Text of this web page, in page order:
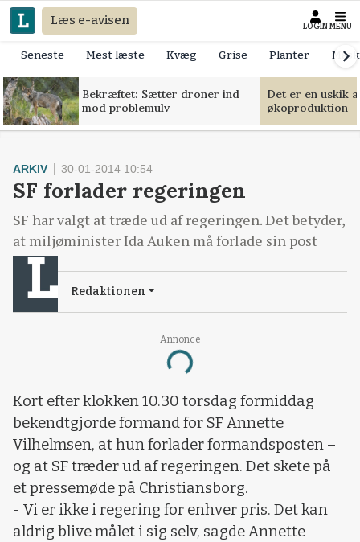
Læs e-avisen LOGIN MENU
Seneste Mest læste Kvæg Grise Planter
Bekræftet: Sætter droner ind
mod problemulv
Det er en uskik
økoproduktion
Annonce
Loading...
ARKIV 30-01-2014 10:54
SF forlader regeringen
SF har valgt at træde ud af regeringen. Det betyder,
at miljøminister Ida Auken må forlade sin post
Redaktionen
Kort efter klokken 10.30 torsdag formiddag
bekendtgjorde formand for SF Annette
Vilhelmsen, at hun forlader formandsposten –
og at SF træder ud af regeringen. Det skete på
et pressemøde på Christiansborg.
- Vi er ikke i regering for enhver pris. Det kan
aldrig blive målet i sig selv, sagde Annette